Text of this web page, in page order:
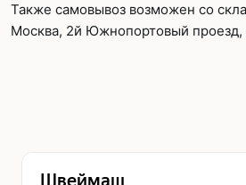
Также самовывоз возможен со
Москва, 2й Южнопортовый проезд,